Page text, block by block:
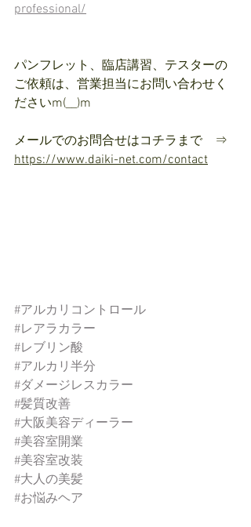
professional/
パンフレット、臨店講習、テスターの
ご依頼は、営業担当にお問い合わせく
ださいm(__)m
メールでのお問合せはコチラまで　⇒
https://www.daiki-net.com/contact
#アルカリコントロール
#レアラカラー
#レブリン酸
#アルカリ半分
#ダメージレスカラー
#髪質改善
#大阪美容ディーラー
#美容室開業
#美容室改装
#大人の美髪
#お悩みヘア